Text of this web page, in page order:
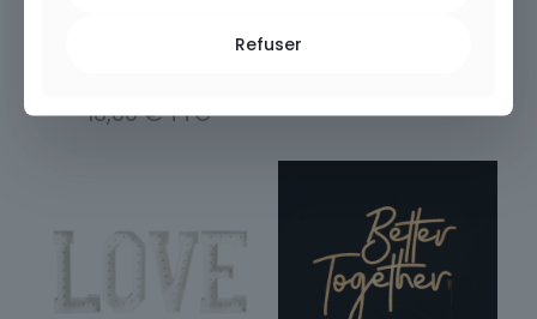
18,00€
plusieurs
variations.
Refuser